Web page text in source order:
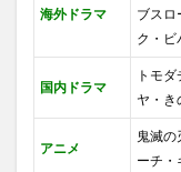
海外ドラマ
ブスロ
ク・ビ
国内ドラマ
トモ
ヤ・き
アニメ
鬼滅
ーチ・